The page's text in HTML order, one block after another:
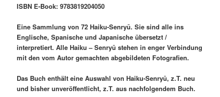
ISBN E-Book: 9783819204050
Eine Sammlung von 72 Haiku-Senryū. Sie sind alle ins
Englische, Spanische und Japanische übersetzt /
interpretiert. Alle Haiku – Senryū stehen in enger Verbindung
mit den vom Autor gemachten abgebildeten Fotografien.
Das Buch enthält eine Auswahl von Haiku-Senryū, z.T. neu
und bisher unveröffentlicht, z.T. aus nachfolgendem Buch.